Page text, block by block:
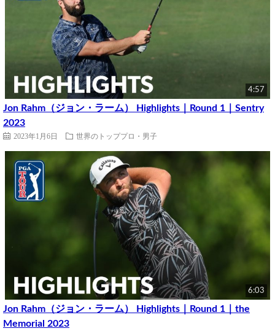
4:57
Jon Rahm（ジョン・ラーム） Highlights｜Round 1｜Sentry
2023
2023年1月6日 世界のトッププロ・男子
6:03
Jon Rahm（ジョン・ラーム） Highlights｜Round 1｜the
Memorial 2023